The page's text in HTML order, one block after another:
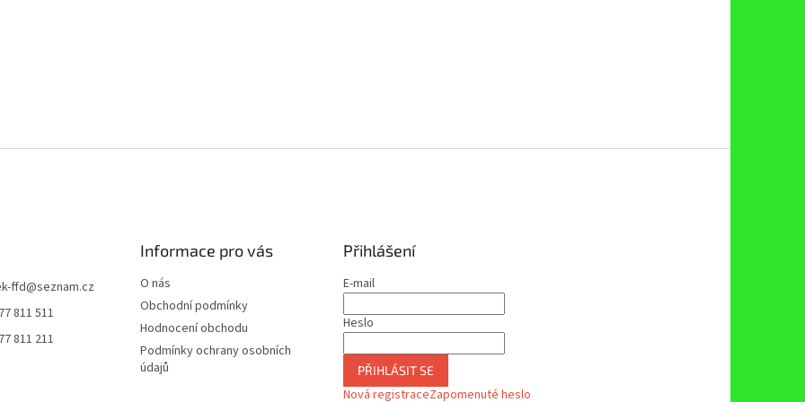
ffd@seznam.cz
811 511
811 211
Informace pro vás
O nás
Obchodní podmínky
Hodnocení obchodu
Podmínky ochrany osobních
údajů
Přihlášení
E-mail
Heslo
PŘIHLÁSIT SE
Nová registraceZapomenuté heslo